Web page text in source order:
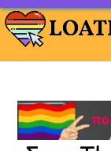
Skip
to
content